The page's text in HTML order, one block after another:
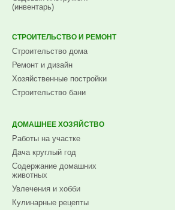
(инвентарь)
СТРОИТЕЛЬСТВО И РЕМОНТ
Строительство дома
Ремонт и дизайн
Хозяйственные постройки
Строительство бани
ДОМАШНЕЕ ХОЗЯЙСТВО
Работы на участке
Дача круглый год
Содержание домашних
животных
Увлечения и хобби
Кулинарные рецепты